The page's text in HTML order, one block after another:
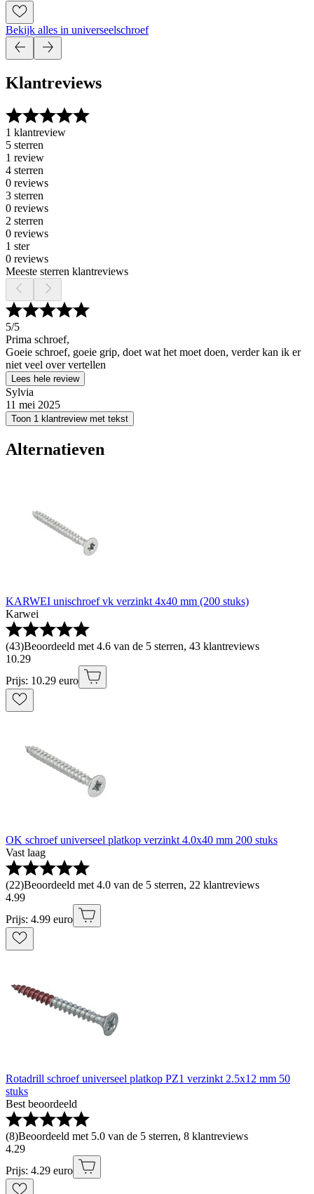
Bekijk alles in universeelschroef
Klantreviews
1 klantreview
5 sterren
1 review
4 sterren
0 reviews
3 sterren
0 reviews
2 sterren
0 reviews
1 ster
0 reviews
Meeste sterren klantreviews
5/5
Prima schroef,
Goeie schroef, goeie grip, doet wat het moet doen, verder kan ik er
niet veel over vertellen
Lees hele review
Sylvia
11 mei 2025
Toon 1 klantreview met tekst
Alternatieven
KARWEI unischroef vk verzinkt 4x40 mm (200 stuks)
Karwei
(43)Beoordeeld met 4.6 van de 5 sterren, 43 klantreviews
10.29
Prijs: 10.29 euro
OK schroef universeel platkop verzinkt 4.0x40 mm 200 stuks
Vast laag
(22)Beoordeeld met 4.0 van de 5 sterren, 22 klantreviews
4.99
Prijs: 4.99 euro
Rotadrill schroef universeel platkop PZ1 verzinkt 2.5x12 mm 50
stuks
Best beoordeeld
(8)Beoordeeld met 5.0 van de 5 sterren, 8 klantreviews
4.29
Prijs: 4.29 euro